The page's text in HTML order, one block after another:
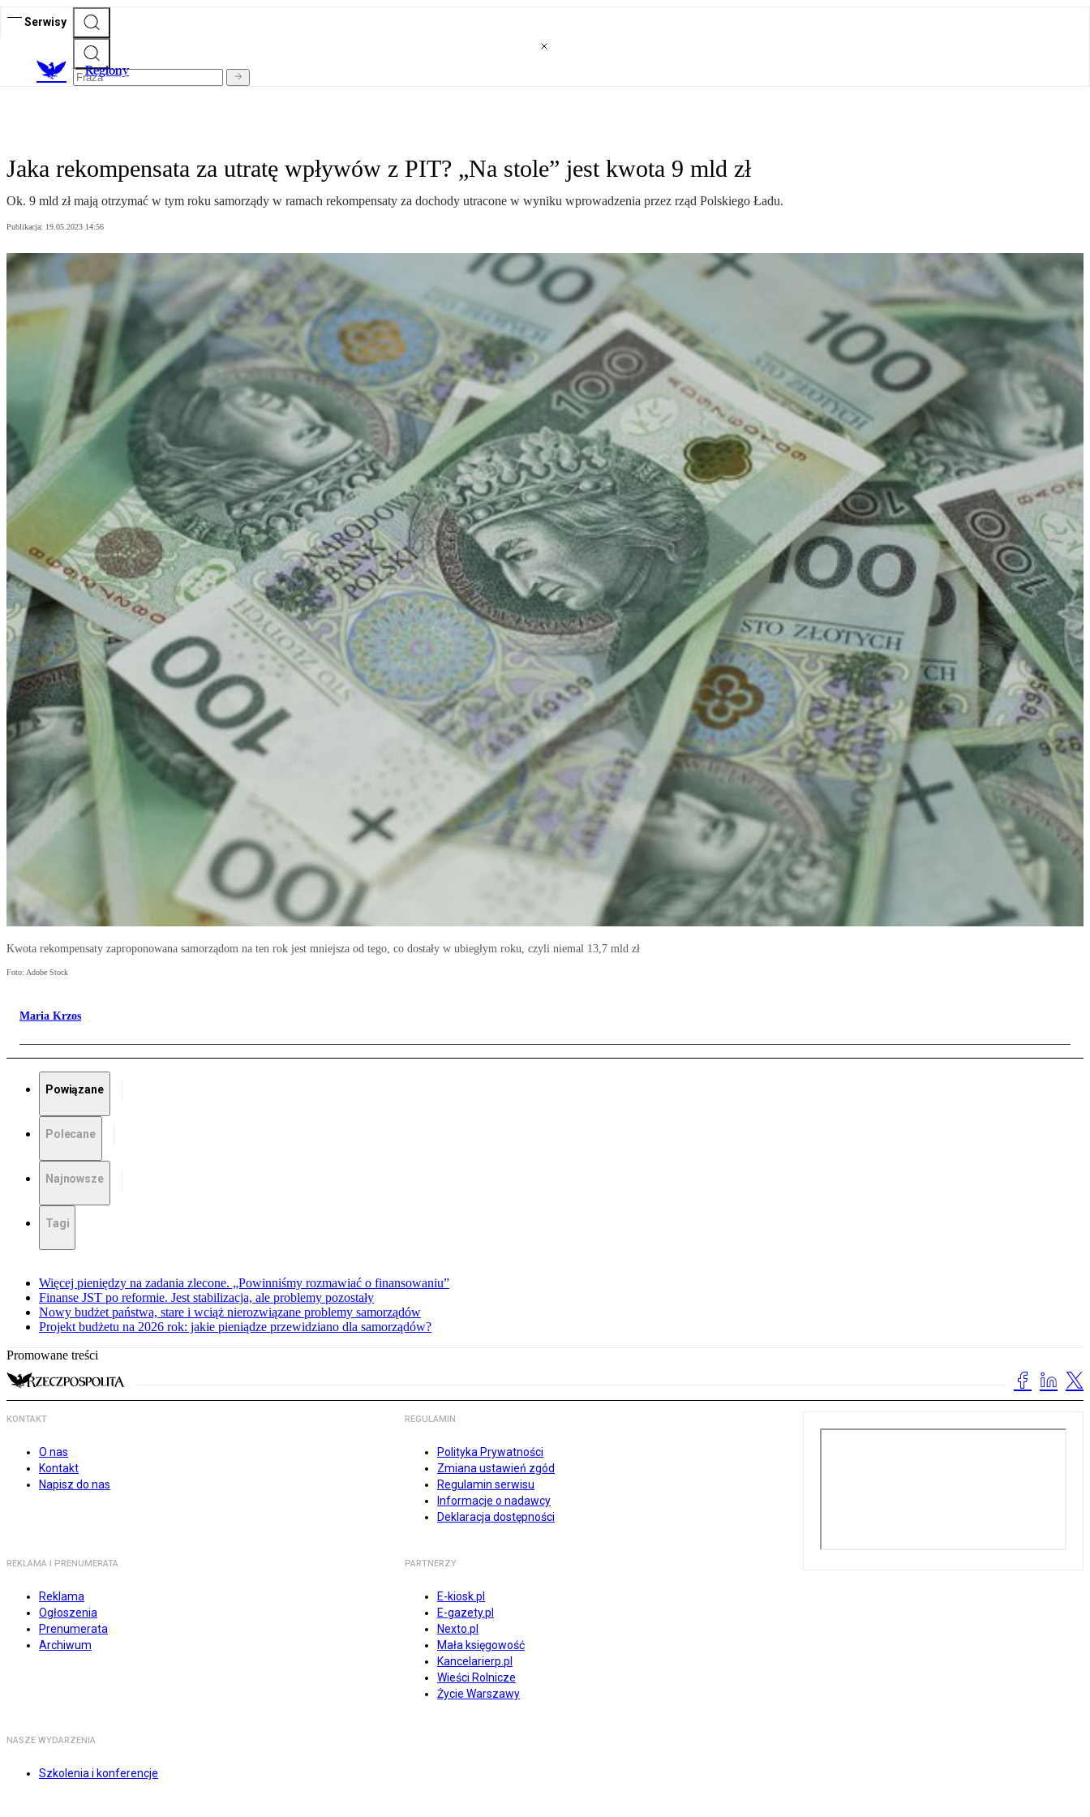
Serwisy
Regiony
Jaka rekompensata za utratę wpływów z PIT? „Na stole” jest kwota 9 mld zł
Ok. 9 mld zł mają otrzymać w tym roku samorządy w ramach rekompensaty za dochody utracone w wyniku wprowadzenia przez rząd Polskiego Ładu.
Publikacja: 19.05.2023 14:56
Kwota rekompensaty zaproponowana samorządom na ten rok jest mniejsza od tego, co dostały w ubiegłym roku, czyli niemal 13,7 mld zł
Foto: Adobe Stock
Maria Krzos
Powiązane
Polecane
Najnowsze
Tagi
Więcej pieniędzy na zadania zlecone. „Powinniśmy rozmawiać o finansowaniu”
Finanse JST po reformie. Jest stabilizacja, ale problemy pozostały
Nowy budżet państwa, stare i wciąż nierozwiązane problemy samorządów
Projekt budżetu na 2026 rok: jakie pieniądze przewidziano dla samorządów?
Promowane treści
KONTAKT
O nas
Kontakt
Napisz do nas
REGULAMIN
Polityka Prywatności
Zmiana ustawień zgód
Regulamin serwisu
Informacje o nadawcy
Deklaracja dostępności
REKLAMA I PRENUMERATA
Reklama
Ogłoszenia
Prenumerata
Archiwum
PARTNERZY
E-kiosk.pl
E-gazety.pl
Nexto.pl
Mała księgowość
Kancelarierp.pl
Wieści Rolnicze
Życie Warszawy
NASZE WYDARZENIA
Szkolenia i konferencje